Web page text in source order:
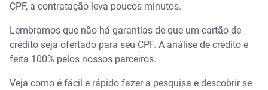
CPF, a contratação leva poucos minutos.
Lembramos que não há garantias de que um cartão de
crédito seja ofertado para seu CPF. A análise de crédito é
feita 100% pelos nossos parceiros.
Veja como é fácil e rápido fazer a pesquisa e descobrir se